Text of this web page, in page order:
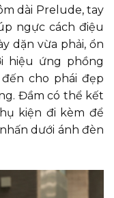
dài Prelude, tay
ngực cách điệu
dặn vừa phải, ổn
hiệu ứng phồng
cho phái đẹp
Đầm có thể kết
kiện đi kèm để
dưới ánh đèn